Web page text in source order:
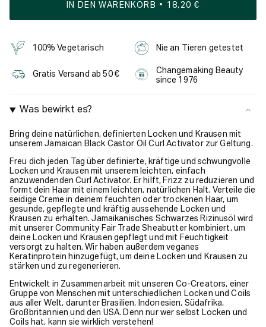
IN DEN WARENKORB 18,20 €
100% Vegetarisch Nie an Tieren getestet
Gratis Versand ab 50 €
Changemaking Beauty
since 1976
Was bewirkt es?
Bring deine natürlichen, definierten Locken und Krausen mit
unserem Jamaican Black Castor Oil Curl Activator zur Geltung.
Freu dich jeden Tag über definierte, kräftige und schwungvolle
Locken und Krausen mit unserem leichten, einfach
anzuwendenden Curl Activator. Er hilft, Frizz zu reduzieren und
formt dein Haar mit einem leichten, natürlichen Halt. Verteile die
seidige Creme in deinem feuchten oder trockenen Haar, um
gesunde, gepflegte und kräftig aussehende Locken und
Krausen zu erhalten. Jamaikanisches Schwarzes Rizinusöl wird
mit unserer Community Fair Trade Sheabutter kombiniert, um
deine Locken und Krausen gepflegt und mit Feuchtigkeit
versorgt zu halten. Wir haben außerdem veganes
Keratinprotein hinzugefügt, um deine Locken und Krausen zu
stärken und zu regenerieren.
Entwickelt in Zusammenarbeit mit unseren Co-Creators, einer
Gruppe von Menschen mit unterschiedlichen Locken und Coils
aus aller Welt, darunter Brasilien, Indonesien, Südafrika,
Großbritannien und den USA. Denn nur wer selbst Locken und
Coils hat, kann sie wirklich verstehen!